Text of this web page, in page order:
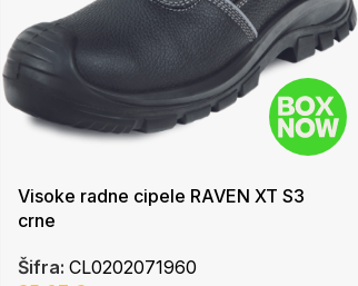
Visoke radne cipele RAVEN XT S3
crne
Šifra: CL0202071960